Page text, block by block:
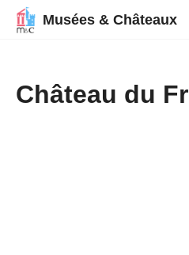
Musées & Châteaux
Château du